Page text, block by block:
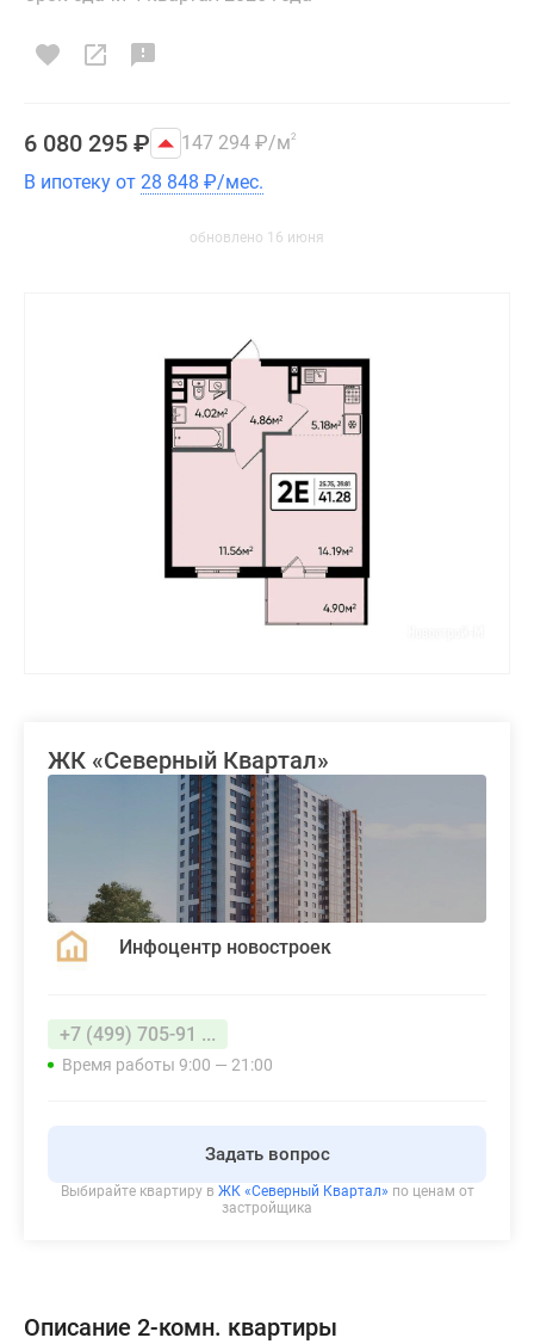
6 080 295 ₽ 147 294 ₽/м2
В ипотеку от 28 848 ₽/мес.
обновлено 16 июня
ЖК «Северный Квартал»
Инфоцентр новостроек
+7 (499) 705-91 ...
Время работы 9:00 — 21:00
Задать вопрос
Выбирайте квартиру в ЖК «Северный Квартал» по ценам от
застройщика
Описание 2-комн. квартиры